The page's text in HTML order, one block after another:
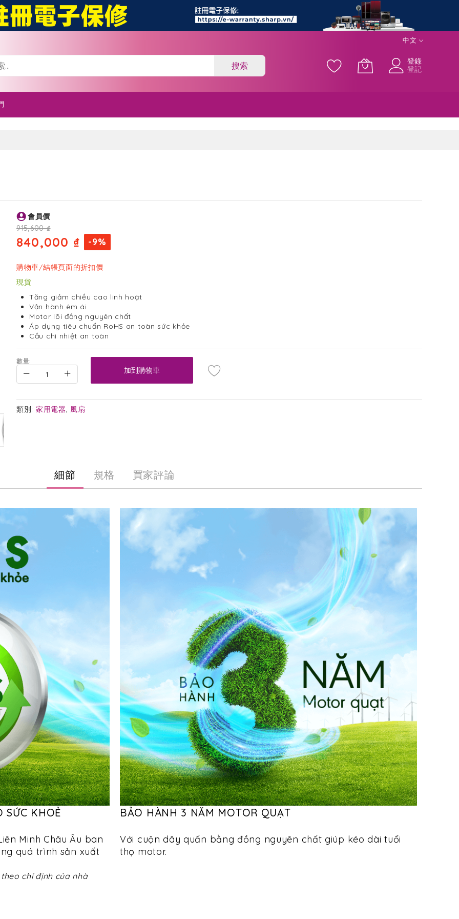
中文
搜索
登錄
登記
會員價
915,600 ₫
840,000 ₫ -9%
購物車/結帳頁面的折扣價
現貨
Tăng giảm chiều cao linh hoạt
Vận hành êm ái
Motor lõi đồng nguyên chất
Áp dụng tiêu chuẩn RoHS an toàn sức khỏe
Cầu chì nhiệt an toàn
數量:
加到購物車
類別: 家用電器, 風扇
細節
SỨC KHOẺ
Minh Châu Âu ban
quá trình sản xuất
chỉ định của nhà
BẢO HÀNH 3 NĂM MOTOR QUẠT
Với cuộn dây quấn bằng đồng nguyên chất giúp kéo dài tuổi
thọ motor.
規格 買家評論